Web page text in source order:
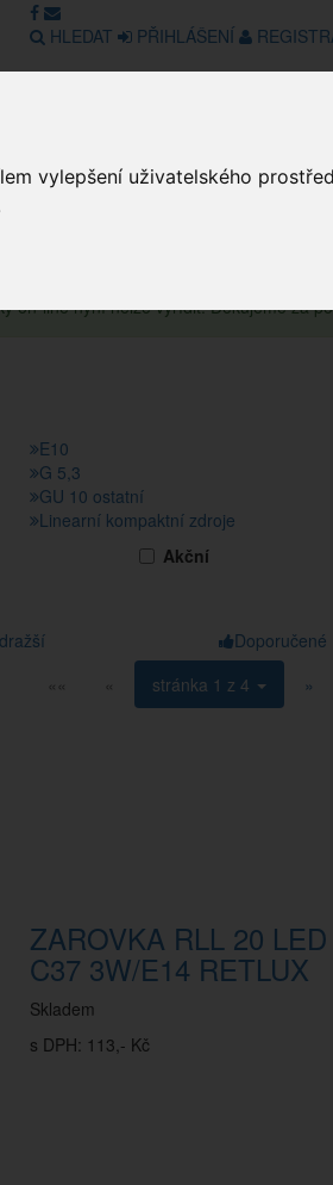
vylepšení uživatelského
HLEDAT
PŘIHLÁŠENÍ
on-line nyní nelze vyřídit. Děkujeme za
E10
G 5,3
GU 10 ostatní
Linearní kompaktní zdroje
Akční
Doporučené
««
« stránka 1 z 4 »
ZAROVKA RLL 20 LED
C37 3W/E14 RETLUX
Skladem
s DPH: 113,- Kč